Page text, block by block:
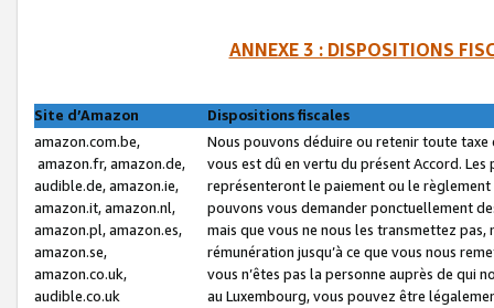
ANNEXE 3 : DISPOSITIONS
Site d’Amazon
Dispositions fiscales
amazon.com.be,
amazon.fr, amazon.de,
audible.de, amazon.ie,
amazon.it, amazon.nl,
amazon.pl, amazon.es,
amazon.se,
amazon.co.uk,
audible.co.uk
Nous pouvons déduire ou retenir toute
vous est dû en vertu du présent Accord.
représenteront le paiement ou le
pouvons vous demander ponctuellement
mais que vous ne nous les transmettez
rémunération jusqu’à ce que vous nous
vous n’êtes pas la personne auprès de qui
au Luxembourg, vous pouvez être